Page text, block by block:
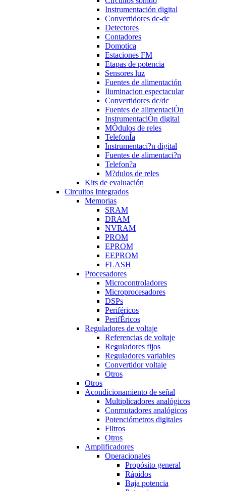
Instrumentación digital
Convertidores dc-dc
Detectores
Contadores
Domotica
Estaciones FM
Etapas de potencia
Sensores luz
Fuentes de alimentación
Iluminacion espectacular
Convertidores dc/dc
Fuentes de alimentaciÒn
InstrumentaciÒn digital
MÒdulos de reles
TelefonÍa
Instrumentaci?n digital
Fuentes de alimentaci?n
Telefon?a
M?dulos de reles
Kits de evaluación
Circuitos Integrados
Memorias
SRAM
DRAM
NVRAM
PROM
EPROM
EEPROM
FLASH
Procesadores
Microcontroladores
Microprocesadores
DSPs
Periféricos
PerifÉricos
Reguladores de voltaje
Referencias de voltaje
Reguladores fijos
Reguladores variables
Convertidor voltaje
Otros
Otros
Acondicionamiento de señal
Multiplicadores analógicos
Conmutadores analógicos
Potenciómetros digitales
Filtros
Otros
Amplificadores
Operacionales
Propósito general
Rápidos
Baja potencia